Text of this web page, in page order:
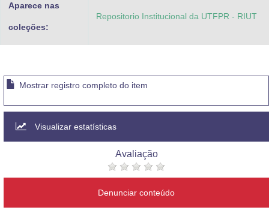
Aparece nas
coleções:
Repositorio Institucional da UTFPR - RIUT
Mostrar registro completo do item
Visualizar estatísticas
Avaliação
Denunciar conteúdo